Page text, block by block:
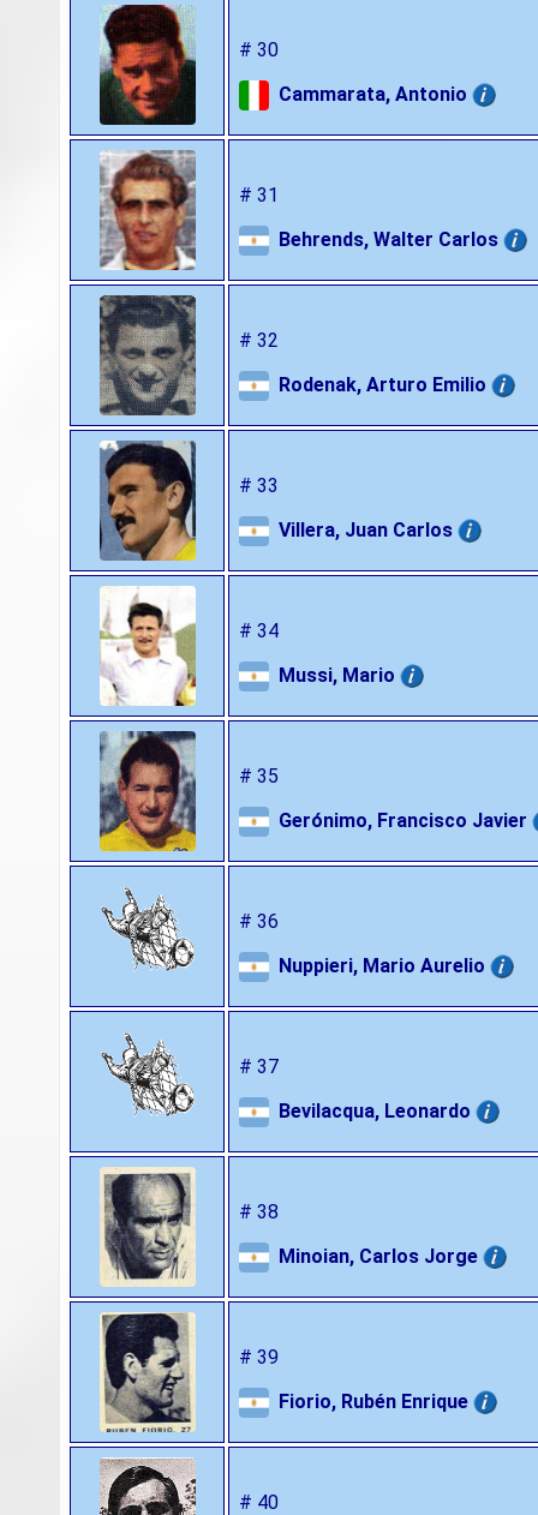
# 30
Cammarata, Antonio
# 31
Behrends, Walter Carlos
# 32
Rodenak, Arturo Emilio
# 33
Villera, Juan Carlos
# 34
Mussi, Mario
# 35
Gerónimo, Francisco Javier
# 36
Nuppieri, Mario Aurelio
# 37
Bevilacqua, Leonardo
# 38
Minoian, Carlos Jorge
# 39
Fiorio, Rubén Enrique
# 40